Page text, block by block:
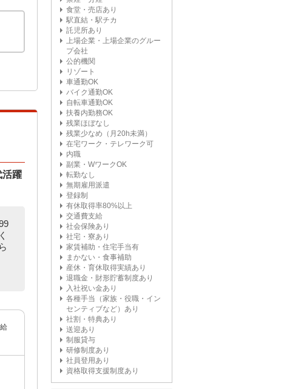
活躍
食堂・売店あり
駅直結・駅チカ
託児所あり
上場企業・上場企業のグルー
プ会社
公的機関
リゾート
車通勤OK
バイク通勤OK
自転車通勤OK
扶養内勤務OK
残業ほぼなし
残業少なめ（月20h未満）
在宅ワーク・テレワーク可
内職
副業・WワークOK
転勤なし
無期雇用派遣
登録制
有休取得率80%以上
交通費支給
社会保険あり
社宅・寮あり
家賃補助・住宅手当有
まかない・食事補助
産休・育休取得実績あり
退職金・財形貯蓄制度あり
入社祝い金あり
各種手当（家族・役職・イン
センティブなど）あり
社割・特典あり
送迎あり
制服貸与
研修制度あり
社員登用あり
資格取得支援制度あり